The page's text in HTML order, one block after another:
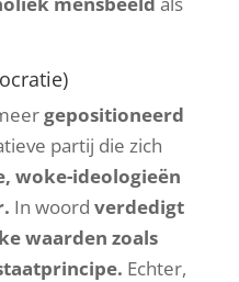
gepositioneerd
partij die zich
woke-ideologieën
In woord verdedigt
waarden zoals
Echter,